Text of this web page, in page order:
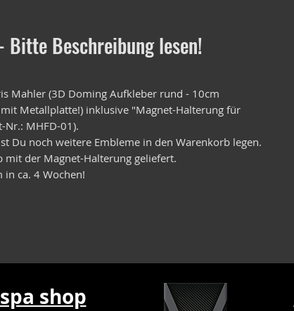
Bitte Beschreibung lesen!
Mahler (3D Doming Aufkleber rund - 10cm
Metallplatte!) inklusive "Magnet-Halterung für
Nr.: MHFD-01).
Du noch weitere Embleme in den Warenkorb legen.
mit der Magnet-Halterung geliefert.
in ca. 4 Wochen!
shop